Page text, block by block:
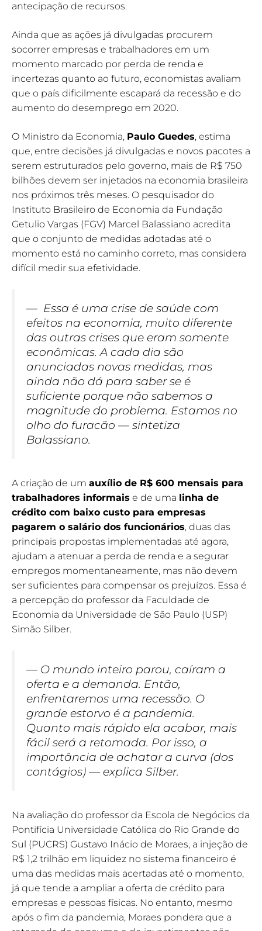
antecipação de recursos.
Ainda que as ações já divulgadas procurem
socorrer empresas e trabalhadores em um
momento marcado por perda de renda e
incertezas quanto ao futuro, economistas avaliam
que o país dificilmente escapará da recessão e do
aumento do desemprego em 2020.
O Ministro da Economia, Paulo Guedes, estima
que, entre decisões já divulgadas e novos pacotes a
serem estruturados pelo governo, mais de R$ 750
bilhões devem ser injetados na economia brasileira
nos próximos três meses. O pesquisador do
Instituto Brasileiro de Economia da Fundação
Getulio Vargas (FGV) Marcel Balassiano acredita
que o conjunto de medidas adotadas até o
momento está no caminho correto, mas considera
difícil medir sua efetividade.
— Essa é uma crise de saúde com
efeitos na economia, muito diferente
das outras crises que eram somente
econômicas. A cada dia são
anunciadas novas medidas, mas
ainda não dá para saber se é
suficiente porque não sabemos a
magnitude do problema. Estamos no
olho do furacão — sintetiza
Balassiano.
A criação de um auxílio de R$ 600 mensais para
trabalhadores informais e de uma linha de
crédito com baixo custo para empresas
pagarem o salário dos funcionários, duas das
principais propostas implementadas até agora,
ajudam a atenuar a perda de renda e a segurar
empregos momentaneamente, mas não devem
ser suficientes para compensar os prejuízos. Essa é
a percepção do professor da Faculdade de
Economia da Universidade de São Paulo (USP)
Simão Silber.
— O mundo inteiro parou, caíram a
oferta e a demanda. Então,
enfrentaremos uma recessão. O
grande estorvo é a pandemia.
Quanto mais rápido ela acabar, mais
fácil será a retomada. Por isso, a
importância de achatar a curva (dos
contágios) — explica Silber.
Na avaliação do professor da Escola de Negócios da
Pontifícia Universidade Católica do Rio Grande do
Sul (PUCRS) Gustavo Inácio de Moraes, a injeção de
R$ 1,2 trilhão em liquidez no sistema financeiro é
uma das medidas mais acertadas até o momento,
já que tende a ampliar a oferta de crédito para
empresas e pessoas físicas. No entanto, mesmo
após o fim da pandemia, Moraes pondera que a